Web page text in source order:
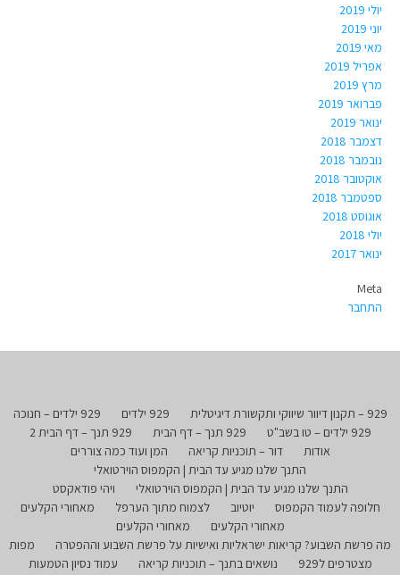
יולי 2019
יוני 2019
מאי 2019
אפריל 2019
מרץ 2019
פברואר 2019
ינואר 2019
דצמבר 2018
נובמבר 2018
אוקטובר 2018
ספטמבר 2018
אוגוסט 2018
יולי 2018
ינואר 2017
Meta
התחבר
929 – תקנון דיוור שיווקי ותקשורת דיגיטלית 929 ילדים
929 ילדים – חנוכה
929 ילדים – טו בשב"ט
929 תנך – דף הבית
929 תנך – דף הבית 2
אודות
דור – תוכניות קריאה
המן ועוד כמה צוררים
התנך שלנו מגיע עד הבית | הקמפוס הוירטואלי
התנך שלנו מגיע עד הבית | הקמפוס הוירטואלי
ויהי פודאקסט
חלופה לעמוד הקמפוס
יוטיוב לצמוח מתוך הערפל
מאחורי הקלעים
מאחורי הקלעים
מאחורי הקלעים
מה פרשת השבוע? קריאות ישראליות ואישיות על פרשת השבוע וההפטרה
מפות
מצטרפים ל929
נושאים בתנך – תוכניות קריאה
עמוד נסיון הטמעות